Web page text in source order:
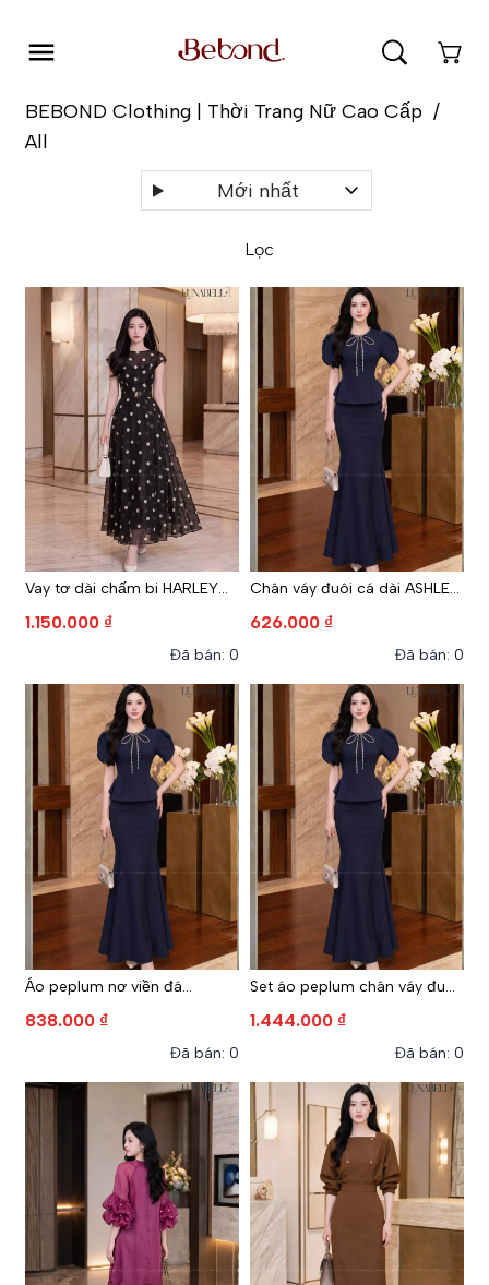
Vay tơ dài chấm bi HARLEY
màu ĐEN
1.150.000 ₫
Đã bán: 0
Chân váy đuôi cá dài ASHLEY
màu XANH NAVY
626.000 ₫
Đã bán: 0
Áo peplum nơ viền đá
ASHLEY màu XANH NAVY
838.000 ₫
Đã bán: 0
Set áo peplum chân váy đuôi
cá ASHLEY màu XANH NAVY
1.444.000 ₫
Đã bán: 0
BEBOND Clothing | Thời Trang Nữ Cao Cấp /
All
Mới nhất
Lọc